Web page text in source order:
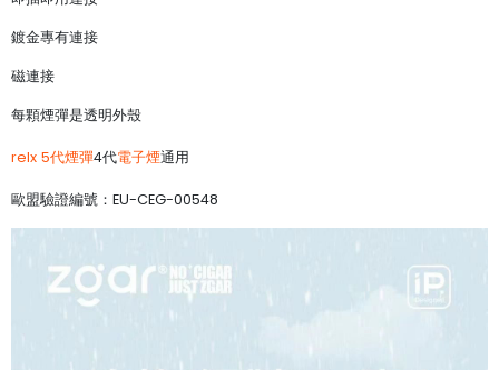
鍍金專有連接
磁連接
每顆煙彈是透明外殼
relx 5代煙彈4代電子煙通用
歐盟驗證編號：EU-CEG-00548